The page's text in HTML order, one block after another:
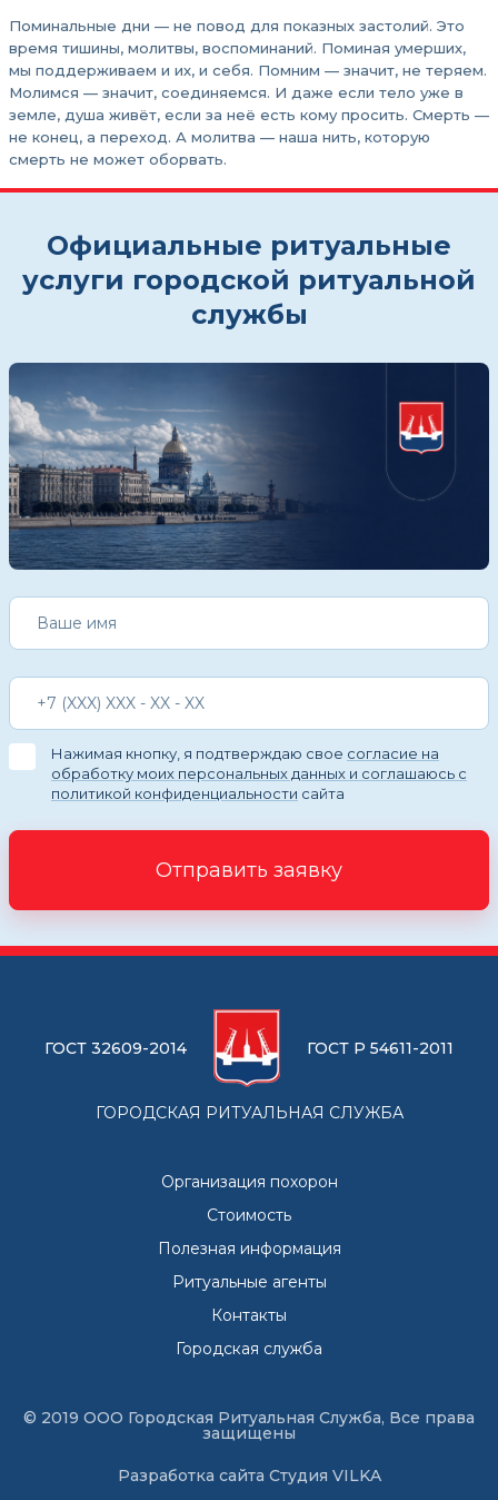
Поминальные дни — не повод для показных застолий. Это
время тишины, молитвы, воспоминаний. Поминая умерших,
мы поддерживаем и их, и себя. Помним — значит, не теряем.
Молимся — значит, соединяемся. И даже если тело уже в
земле, душа живёт, если за неё есть кому просить. Смерть —
не конец, а переход. А молитва — наша нить, которую
смерть не может оборвать.
Официальные ритуальные
услуги городской ритуальной
службы
Нажимая кнопку, я подтверждаю свое согласие на
обработку моих персональных данных и соглашаюсь с
политикой конфиденциальности сайта
Отправить заявку
ГОСТ 32609-2014 ГОСТ Р 54611-2011
ГОРОДСКАЯ РИТУАЛЬНАЯ СЛУЖБА
Организация похорон
Стоимость
Полезная информация
Ритуальные агенты
Контакты
Городская служба
© 2019 ООО Городская Ритуальная Служба, Все права
защищены
Разработка сайта Студия VILKA